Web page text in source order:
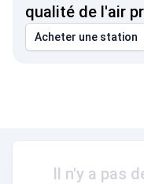
qualité de l'air
Acheter une station
Il n'y a pas